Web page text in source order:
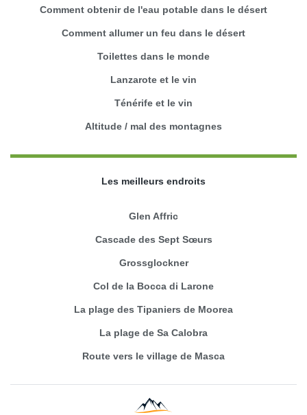
Comment obtenir de l'eau potable dans le désert
Comment allumer un feu dans le désert
Toilettes dans le monde
Lanzarote et le vin
Ténérife et le vin
Altitude / mal des montagnes
Les meilleurs endroits
Glen Affric
Cascade des Sept Sœurs
Grossglockner
Col de la Bocca di Larone
La plage des Tipaniers de Moorea
La plage de Sa Calobra
Route vers le village de Masca